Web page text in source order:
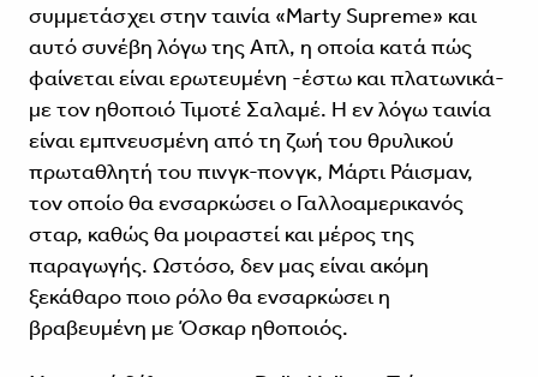
συμμετάσχει στην ταινία «Marty Supreme» και
αυτό συνέβη λόγω της Απλ, η οποία κατά πώς
φαίνεται είναι ερωτευμένη -έστω και πλατωνικά-
με τον ηθοποιό Τιμοτέ Σαλαμέ. Η εν λόγω ταινία
είναι εμπνευσμένη από τη ζωή του θρυλικού
πρωταθλητή του πινγκ-πονγκ, Μάρτι Ράισμαν,
τον οποίο θα ενσαρκώσει ο Γαλλοαμερικανός
σταρ, καθώς θα μοιραστεί και μέρος της
παραγωγής. Ωστόσο, δεν μας είναι ακόμη
ξεκάθαρο ποιο ρόλο θα ενσαρκώσει η
βραβευμένη με Όσκαρ ηθοποιός.